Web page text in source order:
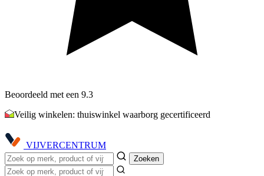
Beoordeeld met een 9.3
Veilig winkelen: thuiswinkel waarborg gecertificeerd
VIJVERCENTRUM
Zoeken